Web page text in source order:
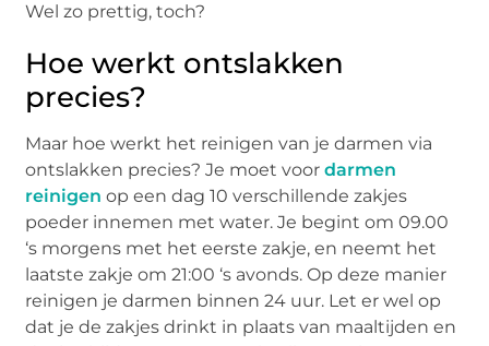
Wel zo prettig, toch?
Hoe werkt ontslakken
precies?
Maar hoe werkt het reinigen van je darmen via
ontslakken precies? Je moet voordarmen
reinigen op een dag 10 verschillende zakjes
poeder innemen met water. Je begint om 09.00
‘s morgens met het eerste zakje, en neemt het
laatste zakje om 21:00 ‘s avonds. Op deze manier
reinigen je darmen binnen 24 uur. Let er wel op
dat je de zakjes drinkt in plaats van maaltijden en